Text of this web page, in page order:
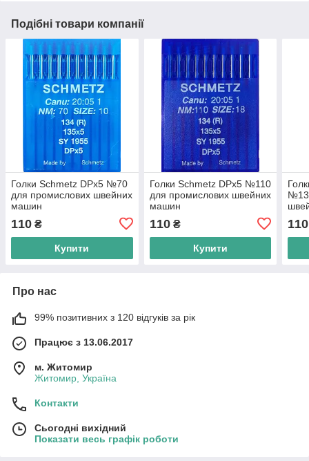
Подібні товари компанії
Голки Schmetz DPx5 №70
для промислових швейних
машин
110 ₴
Купити
Голки Schmetz DPx5 №110
для промислових швейних
машин
110₴
Купити
110
Про нас
99% позитивних з 120 відгуків за рік
Працює з 13.06.2017
м. Житомир
Житомир, Україна
Контакти
Сьогодні вихідний
Показати весь графік роботи